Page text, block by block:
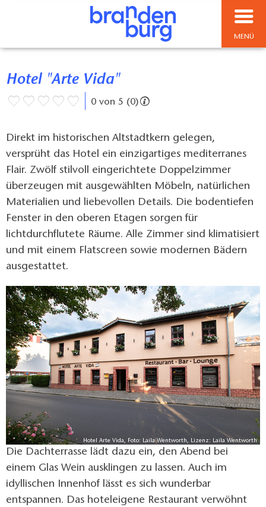
MENÜ
Hotel "Arte Vida"
0 von 5 (0)
Direkt im historischen Altstadtkern gelegen,
versprüht das Hotel ein einzigartiges mediterranes
Flair. Zwölf stilvoll eingerichtete Doppelzimmer
überzeugen mit ausgewählten Möbeln, natürlichen
Materialien und liebevollen Details. Die bodentiefen
Fenster in den oberen Etagen sorgen für
lichtdurchflutete Räume. Alle Zimmer sind klimatisiert
und mit einem Flatscreen sowie modernen Bädern
ausgestattet.
Hotel Arte Vida, Foto: Laila Wentworth, Lizenz: Laila Wentworth
Die Dachterrasse lädt dazu ein, den Abend bei
einem Glas Wein ausklingen zu lassen. Auch im
idyllischen Innenhof lässt es sich wunderbar
entspannen. Das hoteleigene Restaurant verwöhnt